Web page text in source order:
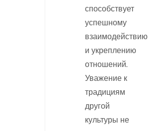
способствует
успешному
взаимодействию
и укреплению
отношений.
Уважение к
традициям
другой
культуры не